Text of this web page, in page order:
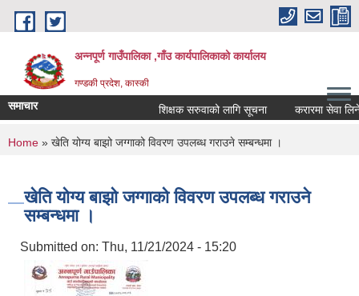
Skip to main content
अन्नपूर्ण गाउँपालिका ,गाँउ कार्यपालिकाको कार्यालय
गण्डकी प्रदेश, कास्की
समाचार शिक्षक सरुवाको लागि सूचना करारमा सेवा लिने
You are here
Home » खेति योग्य बाझो जग्गाको विवरण उपलब्ध गराउने सम्बन्धमा ।
खेति योग्य बाझो जग्गाको विवरण उपलब्ध गराउने
सम्बन्धमा ।
Submitted on: Thu, 11/21/2024 - 15:20